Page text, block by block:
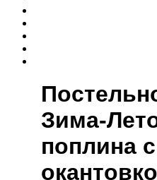
Зима-
поплина с